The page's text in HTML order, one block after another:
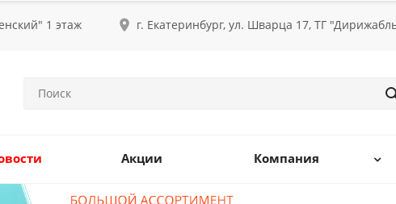
1 этаж г. Екатеринбург, ул. Шварца 17, ТГ
Акции Компания